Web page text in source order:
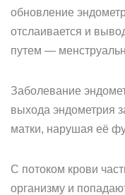
обновление
отслаивается и
путем —
Заболевание
выхода эндометрия
матки, нарушая её
С потоком крови
организму и